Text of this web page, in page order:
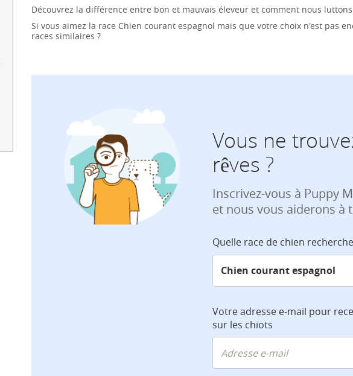
Découvrez la différence entre bon et mauvais éleveur et comment nous
Si vous aimez la race Chien courant espagnol mais que votre choix n'est pas
races similaires ?
Vous ne
rêves ?
Inscrivez-vous à Puppy
et nous vous aiderons à
Quelle race de chien
Votre adresse e-mail pour
sur les chiots